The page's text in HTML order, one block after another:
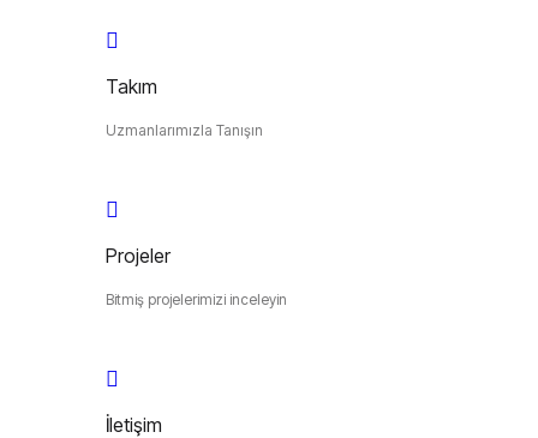
Takım
Uzmanlarımızla Tanışın
Projeler
Bitmiş projelerimizi inceleyin
İletişim